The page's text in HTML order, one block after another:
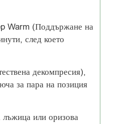
Warm (Поддържане на
след което
декомпресия),
за пара на позиция
лъжица или оризова